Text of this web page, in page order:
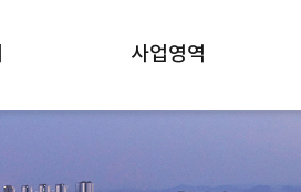
사업영역